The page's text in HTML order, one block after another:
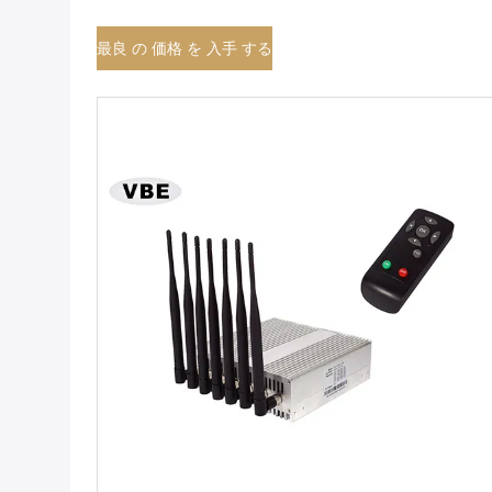
最良 の 価格 を 入手 する